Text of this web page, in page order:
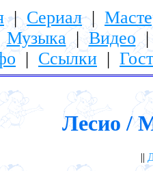
| Сериал|
Музыка|Видео
| Ссылки |
Лесио /
||